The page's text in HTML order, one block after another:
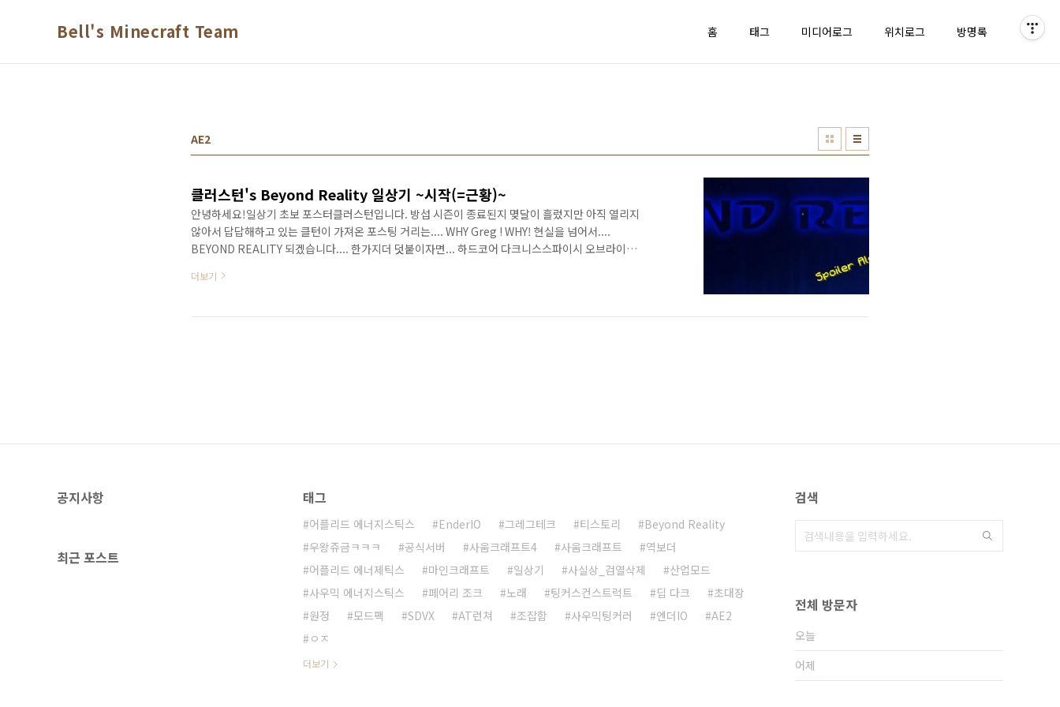
Bell's Minecraft Team 홈 태그 미디어로그 위치로그 방명록
AE2
클러스턴's Beyond Reality 일상기 ~시작(=근황)~
안녕하세요!일상기 초보 포스터클러스턴입니다. 방섭 시즌이 종료된지 몆달이 흘렀지만 아직 열리지
않아서 답답해하고 있는 클턴이 가져온 포스팅 거리는.... WHY Greg ! WHY! 현실을 넘어서....
BEYOND REALITY 되겠습니다.... 한가지더 덧붙이자면... 하드코어 다크니스스파이시 오브라이프
오브 가이아에 대항하여 추가한 모드는 모듈러 터렛(넣어 놓고 사용 전혀 안함) Flan's Mod(터렛만
단 다음에 쓸 일상기를 위한 상황 보고(저번 시즌 마지막 일상기같은)로 쓸겁니다. + 추가... 위더 대
더보기
공지사항
최근 포스트
태그
어플리드 에너지스틱스 EnderIO 그레그테크 티스토리
Beyond Reality
우왕쥬금ㅋㅋㅋ
공식서버 사움크래프트4 사움크래프트
역보더
어플리드 에너제틱스
마인크래프트 일상기 사실상_검열삭제
산업모드
사우믹 에너지스틱스
페어리 조크 노래 팅커스컨스트럭트 딥 다크
초대장
원정
모드팩 SDVX AT런쳐 조잡함 사우믹팅커러 엔더IO
AE2
ㅇㅈ
더보기
검색
전체 방문자
오늘
어제